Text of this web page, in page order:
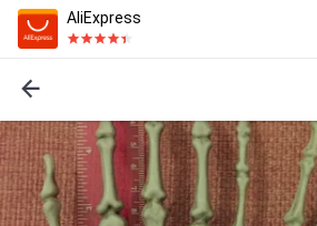
AliExpress